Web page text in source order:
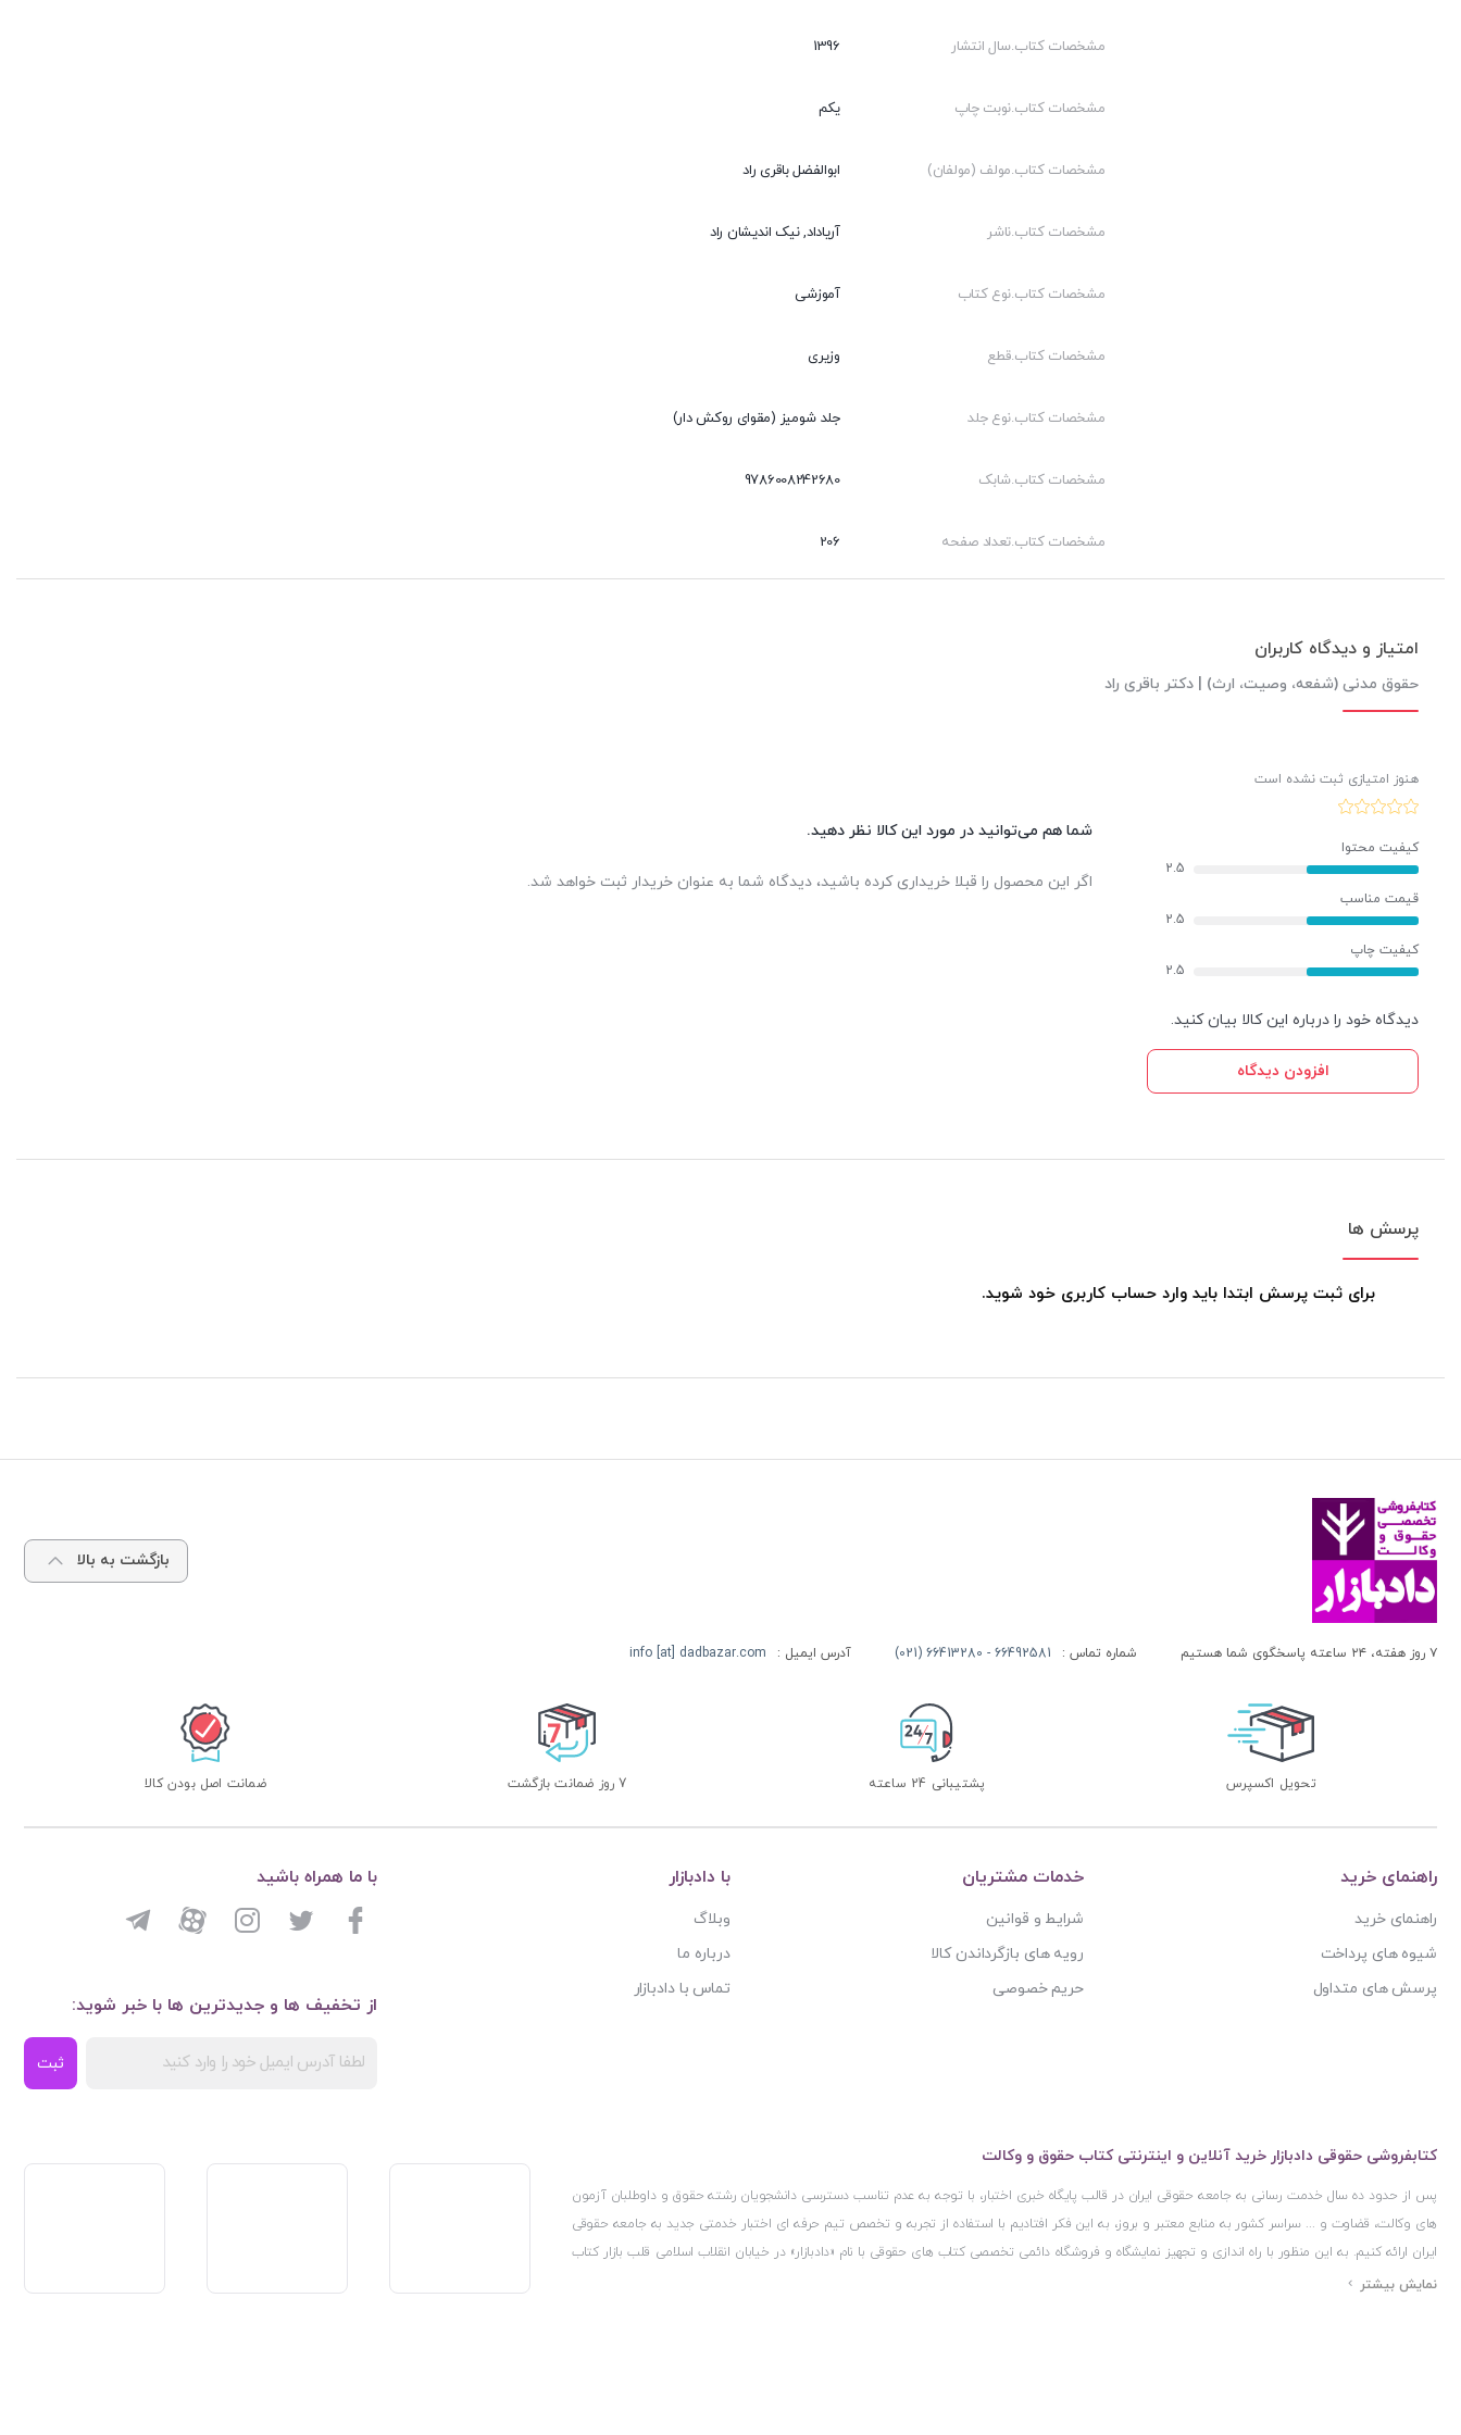
مشخصات کتاب.سال انتشار 1396
مشخصات کتاب.نوبت چاپ یکم
مشخصات کتاب.مولف (مولفان) ابوالفضل باقری راد
مشخصات کتاب.ناشر آریاداد, نیک اندیشان راد
مشخصات کتاب.نوع کتاب آموزشی
مشخصات کتاب.قطع وزیری
مشخصات کتاب.نوع جلد جلد شومیز (مقوای روکش دار)
مشخصات کتاب.شابک 9786008242680
مشخصات کتاب.تعداد صفحه 206
امتیاز و دیدگاه کاربران
حقوق مدنی (شفعه، وصیت، ارث) | دکتر باقری راد
هنوز امتیازی ثبت نشده است
کیفیت محتوا
2.5
قیمت مناسب
2.5
کیفیت چاپ
2.5
دیدگاه خود را درباره این کالا بیان کنید.
افزودن دیدگاه
شما هم می‌توانید در مورد این کالا نظر دهید.
اگر این محصول را قبلا خریداری کرده باشید، دیدگاه شما به عنوان خریدار ثبت خواهد شد.
پرسش ها
برای ثبت پرسش ابتدا باید وارد حساب کاربری خود شوید.
بازگشت به بالا
۷ روز هفته، ۲۴ ساعته پاسخگوی شما هستیم شماره تماس : 66492581 - 66413280 (021) آدرس ایمیل : info [at] dadbazar.com
تحویل اکسپرس پشتیبانی 24 ساعته 7 روز ضمانت بازگشت ضمانت اصل بودن کالا
راهنمای خرید
راهنمای خرید
شیوه های پرداخت
پرسش های متداول
خدمات مشتریان
شرایط و قوانین
رویه های بازگرداندن کالا
حریم خصوصی
با دادبازار
وبلاگ
درباره ما
تماس با دادبازار
از تخفیف ها و جدیدترین ها با خبر شوید:
ثبت
با ما همراه باشید
کتابفروشی حقوقی دادبازار خرید آنلاین و اینترنتی کتاب حقوق و وکالت
پس از حدود ده سال خدمت رسانی به جامعه حقوقی ایران در قالب پایگاه خبری اختبار، با توجه به عدم تناسب دسترسی دانشجویان رشته حقوق و داوطلبان آزمون
های وکالت، قضاوت و ... سراسر کشور به منابع معتبر و بروز، به این فکر افتادیم با استفاده از تجربه و تخصص تیم حرفه ای اختبار خدمتی جدید به جامعه حقوقی
ایران ارائه کنیم. به این منظور با راه اندازی و تجهیز نمایشگاه و فروشگاه دائمی تخصصی کتاب های حقوقی با نام «دادبازار» در خیابان انقلاب اسلامی قلب بازار کتاب
ایران و اخذ مجوزهای قانونی از جمله نماد اعتماد الکترونیک از مرکز توسعه تجارت الکترونیکی وزارت صنعت، معدن و تجارت، نشان ملی ثبت رسانه های دیجیتال از